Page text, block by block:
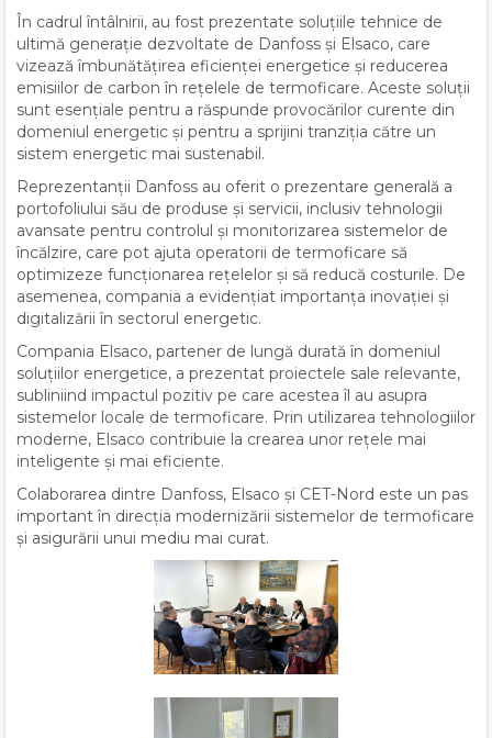
În cadrul întâlnirii, au fost prezentate soluțiile tehnice de
ultimă generație dezvoltate de Danfoss și Elsaco, care
vizează îmbunătățirea eficienței energetice și reducerea
emisiilor de carbon în rețelele de termoficare. Aceste soluții
sunt esențiale pentru a răspunde provocărilor curente din
domeniul energetic și pentru a sprijini tranziția către un
sistem energetic mai sustenabil.
Reprezentanții Danfoss au oferit o prezentare generală a
portofoliului său de produse și servicii, inclusiv tehnologii
avansate pentru controlul și monitorizarea sistemelor de
încălzire, care pot ajuta operatorii de termoficare să
optimizeze funcționarea rețelelor și să reducă costurile. De
asemenea, compania a evidențiat importanța inovației și
digitalizării în sectorul energetic.
Compania Elsaco, partener de lungă durată în domeniul
soluțiilor energetice, a prezentat proiectele sale relevante,
subliniind impactul pozitiv pe care acestea îl au asupra
sistemelor locale de termoficare. Prin utilizarea tehnologiilor
moderne, Elsaco contribuie la crearea unor rețele mai
inteligente și mai eficiente.
Colaborarea dintre Danfoss, Elsaco și CET-Nord este un pas
important în direcția modernizării sistemelor de termoficare
și asigurării unui mediu mai curat.